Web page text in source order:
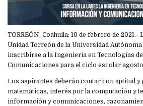
TORREÓN, Coahuila; 10 de febrero de 2021.-
Unidad Torreón de la Universidad Autónoma
inscribirse a la Ingeniería en Tecnologías
Comunicaciones para el ciclo escolar
Los aspirantes deberán contar con aptitud
matemáticas, interés por la computación y
información y comunicaciones,